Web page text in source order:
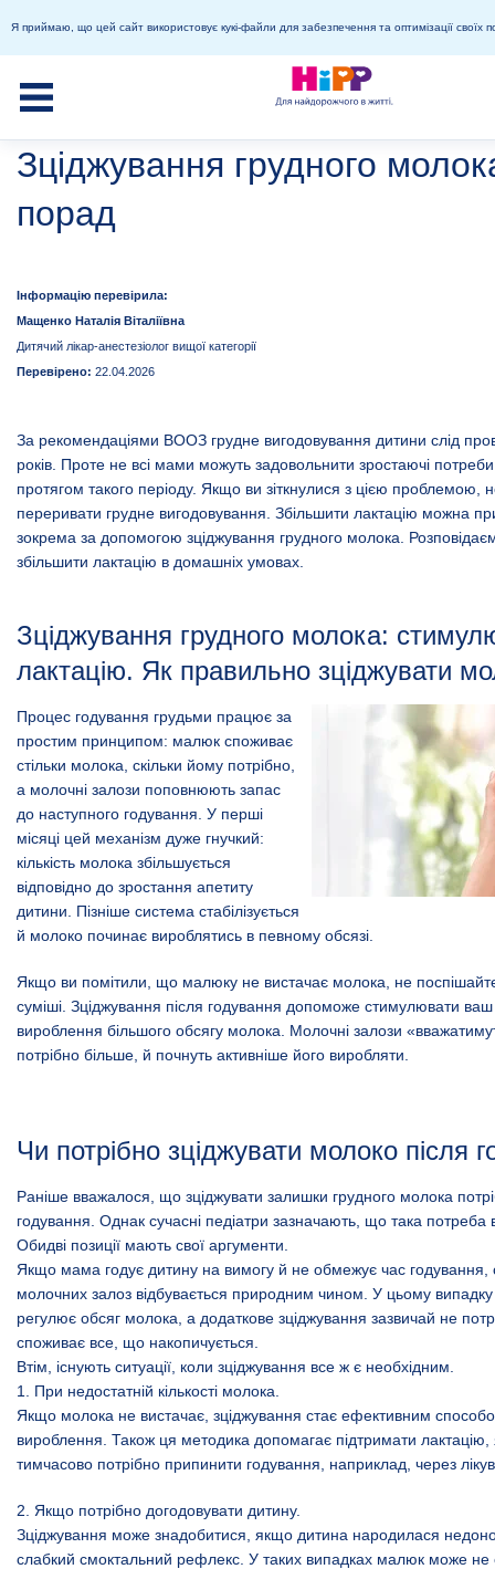
Я приймаю, що цей сайт використовує кукі-файли для забезпечення та оптимізації своїх
Зціджування грудного
порад
Інформацію перевірила:
Мащенко Наталія Віталіївна
Дитячий лікар-анестезіолог вищої категорії
Перевірено: 22.04.2026
За рекомендаціями ВООЗ грудне вигодовування дитини слід
років. Проте не всі мами можуть задовольнити зростаючі
протягом такого періоду. Якщо ви зіткнулися з цією проблемою,
переривати грудне вигодовування. Збільшити лактацію можна
зокрема за допомогою зціджування грудного молока.
збільшити лактацію в домашніх умовах.
Зціджування грудного молока:
лактацію. Як правильно зціджувати
Процес годування грудьми працює за
простим принципом: малюк споживає
стільки молока, скільки йому потрібно,
а молочні залози поповнюють запас
до наступного годування. У перші
місяці цей механізм дуже гнучкий:
кількість молока збільшується
відповідно до зростання апетиту
дитини. Пізніше система стабілізується
й молоко починає вироблятись в певному обсязі.
Якщо ви помітили, що малюку не вистачає молока, не
суміші. Зціджування після годування допоможе стимулювати ваш
вироблення більшого обсягу молока. Молочні залози
потрібно більше, й почнуть активніше його виробляти.
Чи потрібно зціджувати молоко після
Раніше вважалося, що зціджувати залишки грудного молока
годування. Однак сучасні педіатри зазначають, що така потреба
Обидві позиції мають свої аргументи.
Якщо мама годує дитину на вимогу й не обмежує час годування,
молочних залоз відбувається природним чином. У цьому випадку
регулює обсяг молока, а додаткове зціджування зазвичай не
споживає все, що накопичується.
Втім, існують ситуації, коли зціджування все ж є необхідним.
1. При недостатній кількості молока.
Якщо молока не вистачає, зціджування стає ефективним
вироблення. Також ця методика допомагає підтримати
тимчасово потрібно припинити годування, наприклад, через
2. Якщо потрібно догодовувати дитину.
Зціджування може знадобитися, якщо дитина народилася
слабкий смоктальний рефлекс. У таких випадках малюк може не